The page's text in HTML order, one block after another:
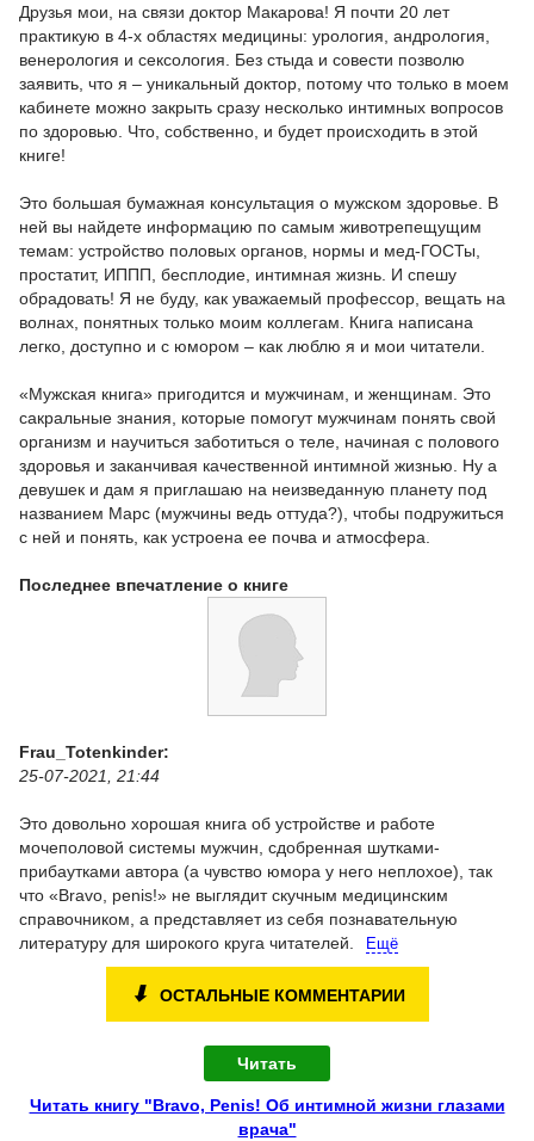
Друзья мои, на связи доктор Макарова! Я почти 20 лет
практикую в 4-х областях медицины: урология, андрология,
венерология и сексология. Без стыда и совести позволю
заявить, что я – уникальный доктор, потому что только в моем
кабинете можно закрыть сразу несколько интимных вопросов
по здоровью. Что, собственно, и будет происходить в этой
книге!
Это большая бумажная консультация о мужском здоровье. В
ней вы найдете информацию по самым животрепещущим
темам: устройство половых органов, нормы и мед-ГОСТы,
простатит, ИППП, бесплодие, интимная жизнь. И спешу
обрадовать! Я не буду, как уважаемый профессор, вещать на
волнах, понятных только моим коллегам. Книга написана
легко, доступно и с юмором – как люблю я и мои читатели.
«Мужская книга» пригодится и мужчинам, и женщинам. Это
сакральные знания, которые помогут мужчинам понять свой
организм и научиться заботиться о теле, начиная с полового
здоровья и заканчивая качественной интимной жизнью. Ну а
девушек и дам я приглашаю на неизведанную планету под
названием Марс (мужчины ведь оттуда?), чтобы подружиться
с ней и понять, как устроена ее почва и атмосфера.
Последнее впечатление о книге
Frau_Totenkinder:
25-07-2021, 21:44
Это довольно хорошая книга об устройстве и работе
мочеполовой системы мужчин, сдобренная шутками-
прибаутками автора (а чувство юмора у него неплохое), так
что «Bravo, penis!» не выглядит скучным медицинским
справочником, а представляет из себя познавательную
литературу для широкого круга читателей.
Ещё
⬇ ОСТАЛЬНЫЕ КОММЕНТАРИИ
Читать
Читать книгу "Bravo, Penis! Об интимной жизни глазами
врача"